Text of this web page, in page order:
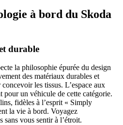
à bord du Skoda
durable
la philosophie épurée du design
des matériaux durables et
les tissus. L’espace aux
pour un véhicule de cette catégorie.
fidèles à l’esprit « Simply
la vie à bord. Voyagez
sans vous sentir à l’étroit.